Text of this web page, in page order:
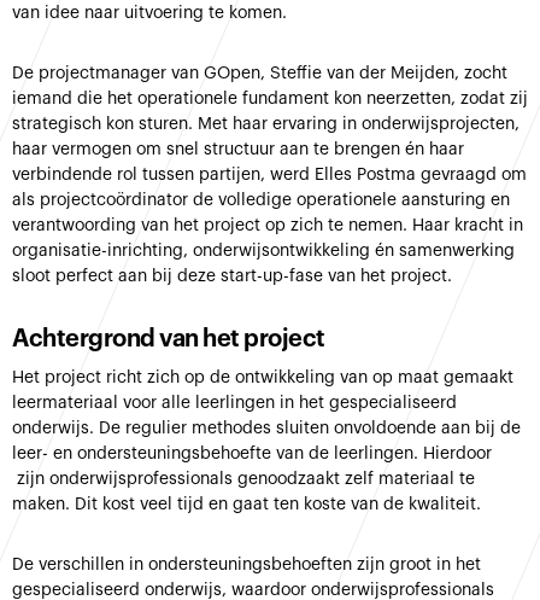
van idee naar uitvoering te komen.
De projectmanager van GOpen, Steffie van der Meijden, zocht
iemand die het operationele fundament kon neerzetten, zodat zij
strategisch kon sturen. Met haar ervaring in onderwijsprojecten,
haar vermogen om snel structuur aan te brengen én haar
verbindende rol tussen partijen, werd Elles Postma gevraagd om
als projectcoördinator de volledige operationele aansturing en
verantwoording van het project op zich te nemen. Haar kracht in
organisatie-inrichting, onderwijsontwikkeling én samenwerking
sloot perfect aan bij deze start-up-fase van het project.
Achtergrond van het project
Het project richt zich op de ontwikkeling van op maat gemaakt
leermateriaal voor alle leerlingen in het gespecialiseerd
onderwijs. De regulier methodes sluiten onvoldoende aan bij de
leer- en ondersteuningsbehoefte van de leerlingen. Hierdoor
zijn onderwijsprofessionals genoodzaakt zelf materiaal te
maken. Dit kost veel tijd en gaat ten koste van de kwaliteit.
De verschillen in ondersteuningsbehoeften zijn groot in het
gespecialiseerd onderwijs, waardoor onderwijsprofessionals